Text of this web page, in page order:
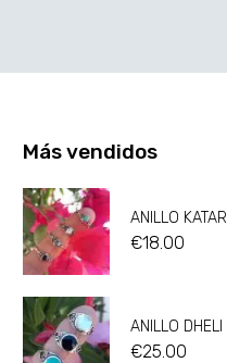
Más vendidos
ANILLO KATAR
€18.00
ANILLO DHELI
€25.00